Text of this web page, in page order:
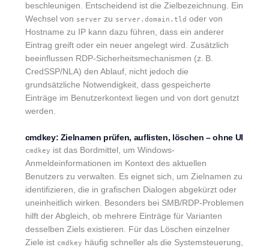
beschleunigen. Entscheidend ist die Zielbezeichnung. Ein
Wechsel von serverzu server.domain.tld oder von
Hostname zu IP kann dazu führen, dass ein anderer
Eintrag greift oder ein neuer angelegt wird. Zusätzlich
beeinflussen RDP-Sicherheitsmechanismen (z. B.
CredSSP/NLA) den Ablauf, nicht jedoch die
grundsätzliche Notwendigkeit, dass gespeicherte
Einträge im Benutzerkontext liegen und von dort genutzt
werden.
cmdkey: Zielnamen prüfen, auflisten, löschen – ohne UI
cmdkey ist das Bordmittel, um Windows-
Anmeldeinformationen im Kontext des aktuellen
Benutzers zu verwalten. Es eignet sich, um Zielnamen zu
identifizieren, die in grafischen Dialogen abgekürzt oder
uneinheitlich wirken. Besonders bei SMB/RDP-Problemen
hilft der Abgleich, ob mehrere Einträge für Varianten
desselben Ziels existieren. Für das Löschen einzelner
Ziele ist cmdkey häufig schneller als die Systemsteuerung,